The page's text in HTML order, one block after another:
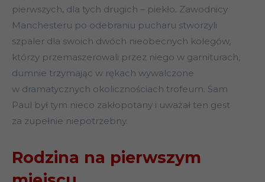
pierwszych, dla tych drugich – piekło. Zawodnicy
Manchesteru po odebraniu pucharu stworzyli
szpaler dla swoich dwóch nieobecnych kolegów,
którzy przemaszerowali przez niego w garniturach,
dumnie trzymając w rękach wywalczone
w dramatycznych okolicznościach trofeum. Sam
Paul był tym nieco zakłopotany i uważał ten gest
za zupełnie niepotrzebny.
Rodzina na pierwszym